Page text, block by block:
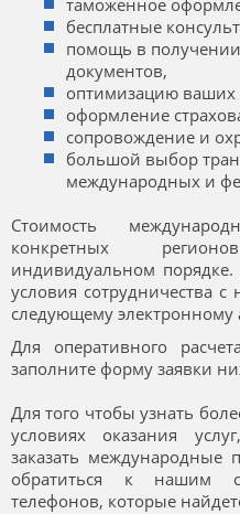
таможенное
бесплатные
помощь в
документов,
оптимизацию ваших
оформление
сопровождение и
большой выбор
международных и
Стоимость
конкретных
индивидуальном
условия сотрудничества
следующему электронному
Для оперативного
заполните форму заявки
Для того чтобы узнать
условиях оказания
заказать международные
обратиться к нашим
телефонов, которые